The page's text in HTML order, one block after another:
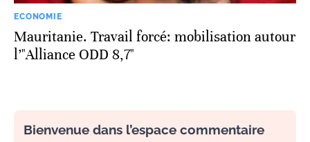
ECONOMIE
Mauritanie. Travail forcé: mobilisation autour
l’"Alliance ODD 8,7"
Bienvenue dans l’espace commentaire